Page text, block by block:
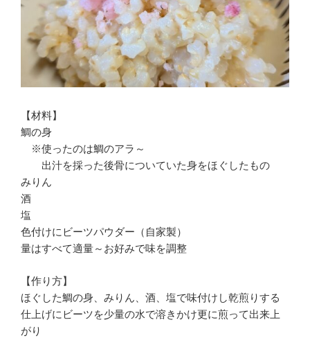
【材料】
鯛の身
※使ったのは鯛のアラ～
出汁を採った後骨についていた身をほぐしたもの
みりん
酒
塩
色付けにビーツパウダー（自家製）
量はすべて適量～お好みで味を調整
【作り方】
ほぐした鯛の身、みりん、酒、塩で味付けし乾煎りする
仕上げにビーツを少量の水で溶きかけ更に煎って出来上
がり